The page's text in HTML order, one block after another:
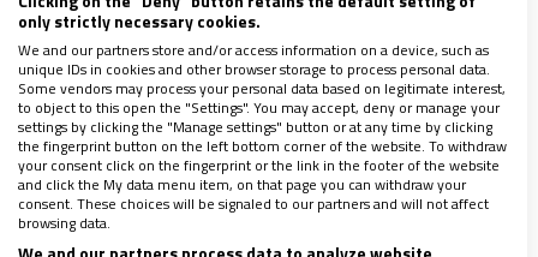
En cada madre que, a pesar de tantas y tantas
dificultades, a pesar de las promesas rotas y
vueltas a romper, a pesar de su pobreza, sale como
María cuando visitó a Isabel luego de la
Anunciación, a servir a otros, veo un signo de
esperanza. Esa fuerza inagotable del que no
only strictly necessary cookies.
We and our partners store and/or access information on a device, such as
unique IDs in cookies and other browser storage to process personal data.
Some vendors may process your personal data based on legitimate interest,
to object to this open the "Settings". You may accept, deny or manage your
settings by clicking the "Manage settings" button or at any time by clicking
the fingerprint button on the left bottom corner of the website. To withdraw
your consent click on the fingerprint or the link in the footer of the website
and click the My data menu item, on that page you can withdraw your
consent. These choices will be signaled to our partners and will not affect
browsing data.
We and our partners process data to analyze website